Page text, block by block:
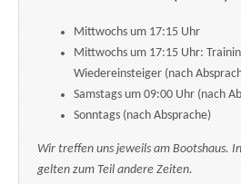
Mittwochs um 17:15 Uhr
Mittwochs um 17:15 Uhr:
Wiedereinsteiger (nach
Samstags um 09:00 Uhr (nach
Sonntags (nach Absprache)
Wir treffen uns jeweils am Bootshaus.
gelten zum Teil andere Zeiten.